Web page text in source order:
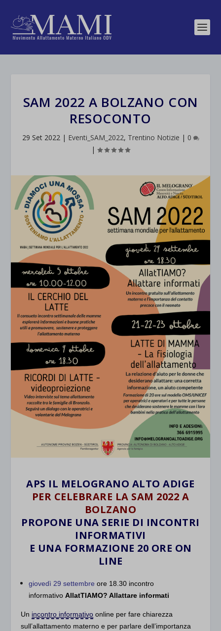
SAM 2022 A BOLZANO CON
RESOCONTO
29 Set 2022| Eventi_SAM_2022, Trentino Notizie | 0
|
APS IL MELOGRANO ALTO ADIGE
PER CELEBRARE LA SAM 2022 A
BOLZANO
PROPONE UNA SERIE DI INCONTRI
INFORMATIVI
E UNA FORMAZIONE 20 ORE ON
LINE
giovedì 29 settembre ore 18.30 incontro
informativo AllatTIAMO? Allattare informati
Un incontro informativo online per fare chiarezza
sull’allattamento materno e per parlare dell’importanza